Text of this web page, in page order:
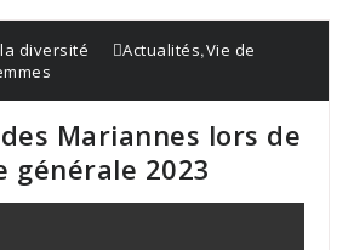
diversité Actualités,Vie de
Mariannes lors de
générale 2023